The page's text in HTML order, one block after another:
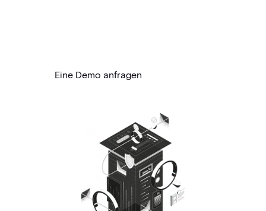
Eine Demo anfragen
Eine Demo anfragen